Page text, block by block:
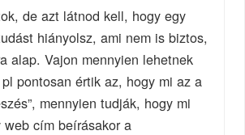
de azt látnod kell, hogy egy
hiányolsz, ami nem is biztos,
alap. Vajon mennyien lehetnek
pontosan értik az, hogy mi az a
mennyien tudják, hogy mi
web cím beírásakor a